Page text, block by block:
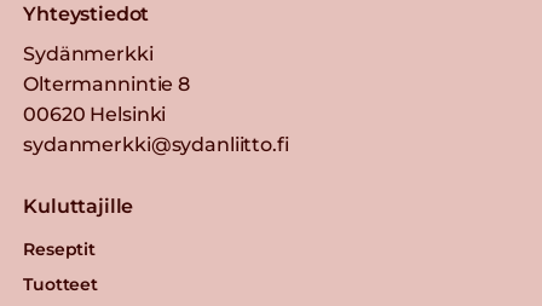
Yhteystiedot
Sydänmerkki
Oltermannintie 8
00620 Helsinki
sydanmerkki@sydanliitto.fi
Kuluttajille
Reseptit
Tuotteet